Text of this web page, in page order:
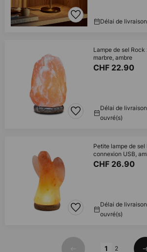
Délai de
Lampe de sel
marbre, ambre
CHF 22.90
Délai de
ouvré(s)
Petite lampe de sel
connexion USB,
CHF 26.90
Délai de
ouvré(s)
1 2